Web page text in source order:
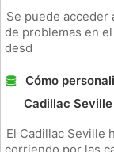
Se puede acceder
de problemas en
desd
Cómo
Cadillac Seville
El Cadillac Seville